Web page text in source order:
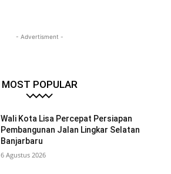
- Advertisment -
MOST POPULAR
Wali Kota Lisa Percepat Persiapan
Pembangunan Jalan Lingkar Selatan
Banjarbaru
6 Agustus 2026